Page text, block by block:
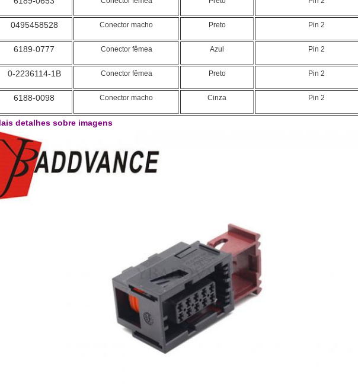
0495458528 Conector macho Preto Pin 2
6189-0777 Conector fêmea Azul Pin 2
0-2236114-1B Conector fêmea Preto Pin 2
6188-0098 Conector macho Cinza Pin 2
detalhes sobre imagens